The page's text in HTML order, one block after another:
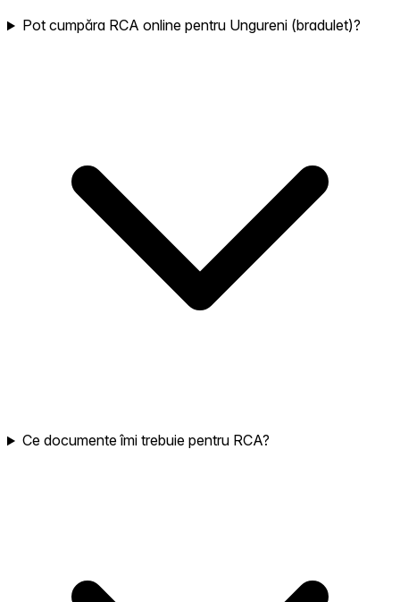
Pot cumpăra RCA online pentru Ungureni (bradulet)?
Ce documente îmi trebuie pentru RCA?